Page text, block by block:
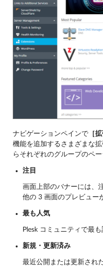
ナビゲーションペインで ［
機能を追加するさまざまな
らそれぞれのグループのペ
注目
画面上部のバナーには、
他の 3 画面のプレビュー
最も人気
Plesk コミュニティで最
新規・更新済み
最近公開または更新され